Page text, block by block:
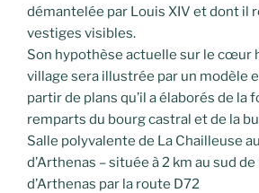
démantelée par Louis XIV et dont il
vestiges visibles.
Son hypothèse actuelle sur le cœur
village sera illustrée par un modèle
partir de plans qu’il a élaborés de la
remparts du bourg castral et de la
Salle polyvalente de La Chailleuse
d’Arthenas – située à 2 km au sud
d’Arthenas par la route D72